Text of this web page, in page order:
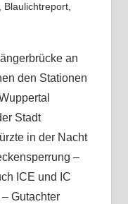
Blaulichtreport
an
den Stationen
Stadt
in der Nacht
–
ICE und IC
Gutachter